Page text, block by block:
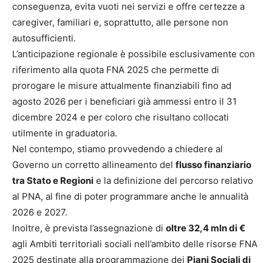
conseguenza, evita vuoti nei servizi e offre certezze a
caregiver, familiari e, soprattutto, alle persone non
autosufficienti.
L’anticipazione regionale è possibile esclusivamente con
riferimento alla quota FNA 2025 che permette di
prorogare le misure attualmente finanziabili fino ad
agosto 2026 per i beneficiari già ammessi entro il 31
dicembre 2024 e per coloro che risultano collocati
utilmente in graduatoria.
Nel contempo, stiamo provvedendo a chiedere al
Governo un corretto allineamento del flusso finanziario
tra Stato e Regioni e la definizione del percorso relativo
al PNA, al fine di poter programmare anche le annualità
2026 e 2027.
Inoltre, è prevista l’assegnazione di oltre 32,4 mln di €
agli Ambiti territoriali sociali nell’ambito delle risorse FNA
2025 destinate alla programmazione dei Piani Sociali di